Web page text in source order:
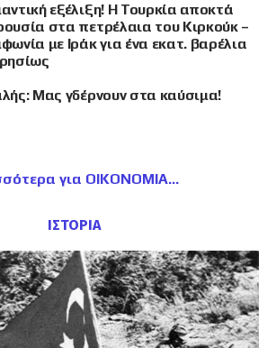
εξέλιξη! Η Τουρκία αποκτά
στα πετρέλαια του Κιρκούκ –
με Ιράκ για ένα εκατ. βαρέλια
Μας γδέρνουν στα καύσιμα!
για ΟΙΚΟΝΟΜΙΑ
ΙΣΤΟΡΙΑ